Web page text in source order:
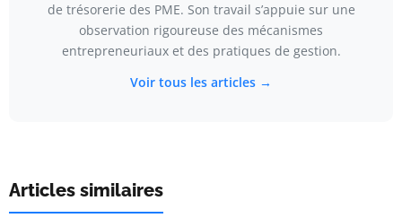
de trésorerie des PME. Son travail s’appuie sur une
observation rigoureuse des mécanismes
entrepreneuriaux et des pratiques de gestion.
Voir tous les articles →
Articles similaires